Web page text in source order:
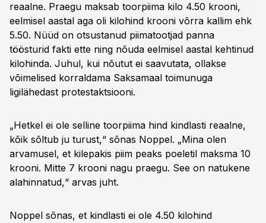
reaalne. Praegu maksab toorpiima kilo 4.50 krooni,
eelmisel aastal aga oli kilohind krooni võrra kallim ehk
5.50. Nüüd on otsustanud piimatootjad panna
töösturid fakti ette ning nõuda eelmisel aastal kehtinud
kilohinda. Juhul, kui nõutut ei saavutata, ollakse
võimelised korraldama Saksamaal toimunuga
ligilähedast protestaktsiooni.
„Hetkel ei ole selline toorpiima hind kindlasti reaalne,
kõik sõltub ju turust,“ sõnas Noppel. „Mina olen
arvamusel, et kilepakis piim peaks poeletil maksma 10
krooni. Mitte 7 krooni nagu praegu. See on natukene
alahinnatud,“ arvas juht.
Noppel sõnas, et kindlasti ei ole 4.50 kilohind